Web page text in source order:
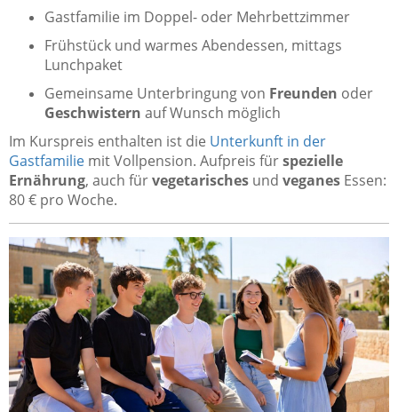
Gastfamilie im Doppel- oder Mehrbettzimmer
Frühstück und warmes Abendessen, mittags
Lunchpaket
Gemeinsame Unterbringung von Freunden oder
Geschwistern auf Wunsch möglich
Im Kurspreis enthalten ist die Unterkunft in der
Gastfamilie mit Vollpension. Aufpreis fürspezielle
Ernährung, auch fürvegetarisches und veganes Essen:
80 € pro Woche.